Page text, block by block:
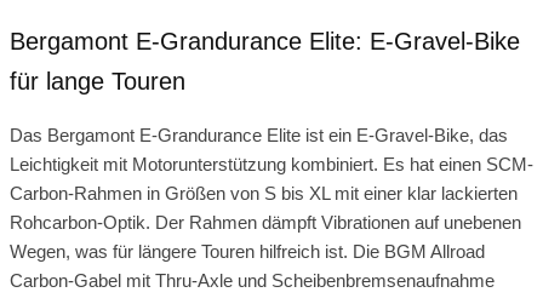
Bergamont E-Grandurance Elite: E-Gravel-Bike
für lange Touren
Das Bergamont E-Grandurance Elite ist ein E-Gravel-Bike, das
Leichtigkeit mit Motorunterstützung kombiniert. Es hat einen SCM-
Carbon-Rahmen in Größen von S bis XL mit einer klar lackierten
Rohcarbon-Optik. Der Rahmen dämpft Vibrationen auf unebenen
Wegen, was für längere Touren hilfreich ist. Die BGM Allroad
Carbon-Gabel mit Thru-Axle und Scheibenbremsenaufnahme